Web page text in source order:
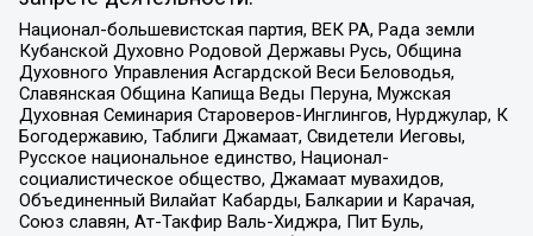
Национал-большевистская партия, ВЕК РА, Рада земли
Кубанской Духовно Родовой Державы Русь, Община
Духовного Управления Асгардской Веси Беловодья,
Славянская Община Капища Веды Перуна, Мужская
Духовная Семинария Староверов-Инглингов, Нурджулар, К
Богодержавию, Таблиги Джамаат, Свидетели Иеговы,
Русское национальное единство, Национал-
социалистическое общество, Джамаат мувахидов,
Объединенный Вилайат Кабарды, Балкарии и Карачая,
Союз славян, Ат-Такфир Валь-Хиджра, Пит Буль,